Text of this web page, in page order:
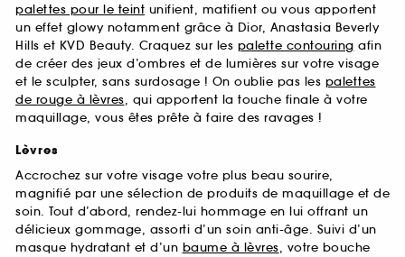
palettes pour le teint unifient, matifient ou vous apportent
un effet glowy notamment grâce à Dior, Anastasia Beverly
Hills et KVD Beauty. Craquez sur les palette contouring afin
de créer des jeux d’ombres et de lumières sur votre visage
et le sculpter, sans surdosage ! On oublie pas les palettes
de rouge à lèvres, qui apportent la touche finale à votre
maquillage, vous êtes prête à faire des ravages !
Lèvres
Accrochez sur votre visage votre plus beau sourire,
magnifié par une sélection de produits de maquillage et de
soin. Tout d’abord, rendez-lui hommage en lui offrant un
délicieux gommage, assorti d’un soin anti-âge. Suivi d’un
masque hydratant et d’un baume à lèvres, votre bouche